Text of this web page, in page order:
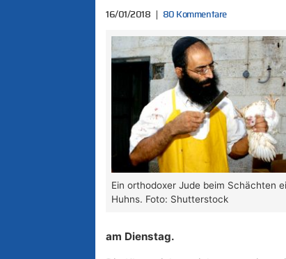
16/01/2018 80 Kommentare
Ein orthodoxer Jude beim Schächten
Huhns. Foto: Shutterstock
am Dienstag.